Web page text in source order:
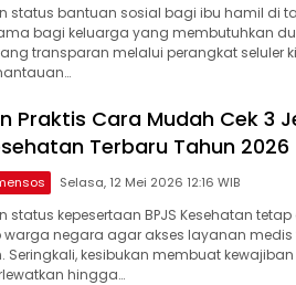
status bantuan sosial bagi ibu hamil di
bagi keluarga yang membutuhkan
transparan melalui perangkat seluler
Praktis Cara Mudah Cek 3
Terbaru Tahun 2026
Selasa, 12 Mei 2026 12:16 WIB
status kepesertaan BPJS Kesehatan
warga negara agar akses layanan
Seringkali, kesibukan membuat
hingga…